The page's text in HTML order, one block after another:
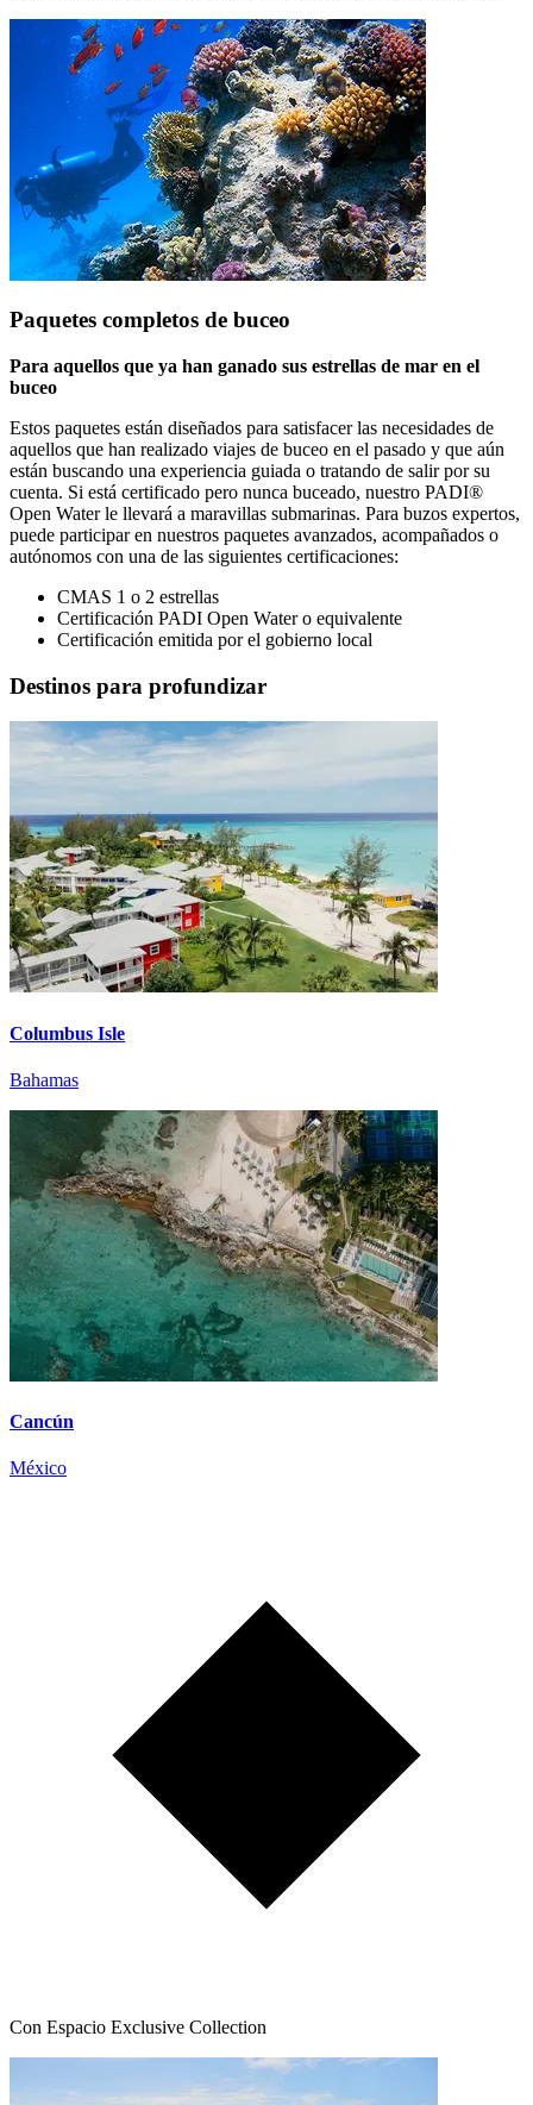
Paquetes completos de buceo
Para aquellos que ya han ganado sus estrellas de mar en el
buceo
Estos paquetes están diseñados para satisfacer las necesidades de
aquellos que han realizado viajes de buceo en el pasado y que aún
están buscando una experiencia guiada o tratando de salir por su
cuenta. Si está certificado pero nunca buceado, nuestro PADI®
Open Water le llevará a maravillas submarinas. Para buzos expertos,
puede participar en nuestros paquetes avanzados, acompañados o
autónomos con una de las siguientes certificaciones:
CMAS 1 o 2 estrellas
Certificación PADI Open Water o equivalente
Certificación emitida por el gobierno local
Destinos para profundizar
Columbus Isle
Bahamas
Cancún
México
Con Espacio Exclusive Collection